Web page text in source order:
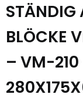
STÄNDIG
BLÖCKE
– VM-